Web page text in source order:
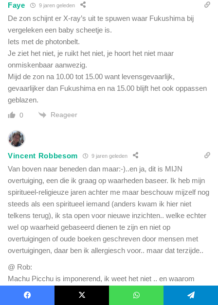
Faye 9 jaren geleden
De zon schijnt er X-ray’s uit te spuwen waar Fukushima bij
vergeleken een baby scheetje is.
Iets met de photonbelt.
Je ziet het niet, je ruikt het niet, je hoort het niet maar
onmiskenbaar aanwezig.
Mijd de zon na 10.00 tot 15.00 want levensgevaarlijk,
gevaarlijker dan Fukushima en na 15.00 blijft het ook oppassen
geblazen.
0 Reageer
Vincent Robbesom 9 jaren geleden
Van boven naar beneden dan maar:-)..en ja, dit is MIJN
overtuiging, een die ik graag op waarheden baseer. Ik heb mijn
spiritueel-religieuze jaren achter me maar beschouw mijzelf nog
steeds als een spiritueel iemand (anders kwam ik hier niet
telkens terug), ik sta open voor nieuwe inzichten.. welke echter
wel op waarheid gebaseerd dienen te zijn en niet op
overtuigingen of oude boeken geschreven door mensen met
overtuigingen, daar ben ik allergiesch voor.. maar dat terzijde..
@ Rob:
Machu Picchu is imponerend, ik weet het niet .. en waarom
plaatselijk radioactiviteit? wie zal het zeggen..aards